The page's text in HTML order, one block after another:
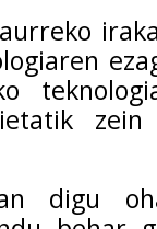
zein
digu